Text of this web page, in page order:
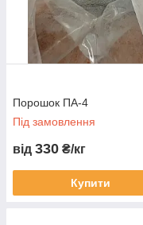
Порошок ПА-4
Під замовлення
від 330 ₴/кг
Купити